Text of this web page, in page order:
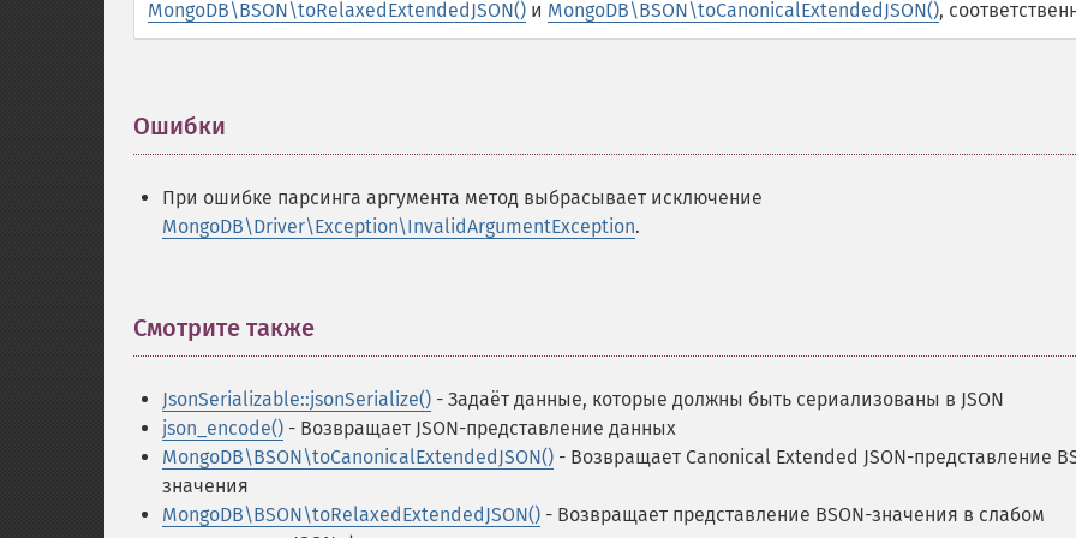
MongoDB\BSON\toRelaxedExtendedJSON() и MongoDB\BSON\toCanonicalExtendedJSON(),
Ошибки
При ошибке парсинга аргумента метод выбрасывает исключение
MongoDB\Driver\Exception\InvalidArgumentException.
Смотрите также
JsonSerializable::jsonSerialize() - Задаёт данные, которые должны быть сериализованы в JSON
json_encode() - Возвращает JSON-представление данных
MongoDB\BSON\toCanonicalExtendedJSON() - Возвращает Canonical Extended JSON-представление
значения
MongoDB\BSON\toRelaxedExtendedJSON() - Возвращает представление BSON-значения в слабом